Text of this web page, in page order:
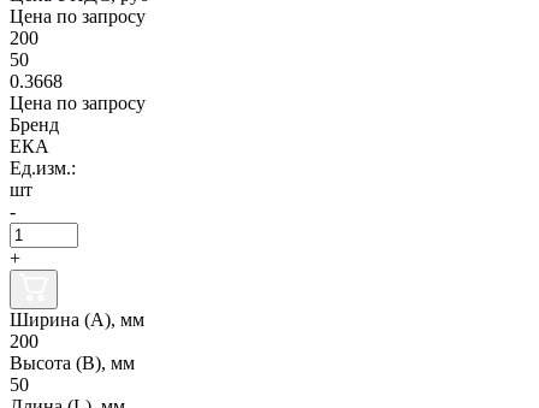
Цена по запросу
200
50
0.3668
Цена по запросу
Бренд
ЕКА
Ед.изм.:
шт
-
+
Ширина (А), мм
200
Высота (В), мм
50